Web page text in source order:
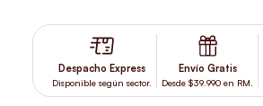
Despacho Express
Disponible según sector.
Envío Gratis
Desde $39.990 en RM.